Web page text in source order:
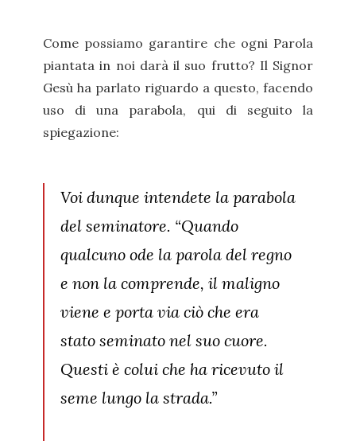
Come possiamo garantire che ogni Parola
piantata in noi darà il suo frutto? Il Signor
Gesù ha parlato riguardo a questo, facendo
uso di una parabola, qui di seguito la
spiegazione:
Voi dunque intendete la parabola
del seminatore. “Quando
qualcuno ode la parola del regno
e non la comprende, il maligno
viene e porta via ciò che era
stato seminato nel suo cuore.
Questi è colui che ha ricevuto il
seme lungo la strada.”